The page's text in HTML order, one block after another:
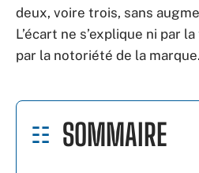
deux, voire trois, sans
L’écart ne s’explique ni par
par la notoriété de la marque.
SOMMAIRE